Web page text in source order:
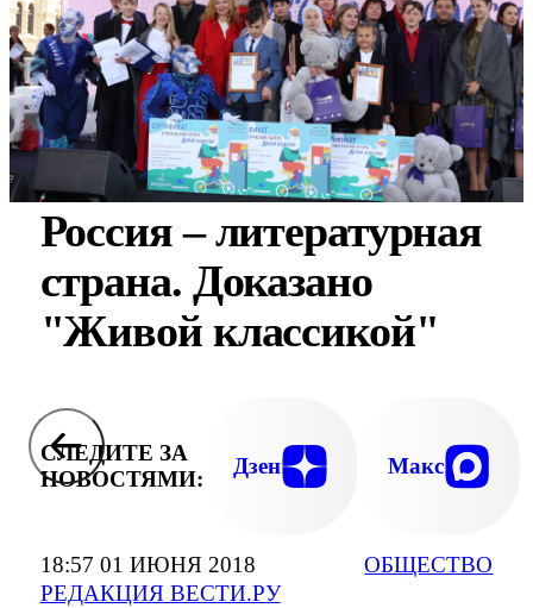
18:57 01 ИЮНЯ 2018
РЕДАКЦИЯ ВЕСТИ.РУ
ОБЩЕСТВО
Россия – литературная
страна. Доказано
"Живой классикой"
СЛЕДИТЕ ЗА
НОВОСТЯМИ:
Дзен Макс